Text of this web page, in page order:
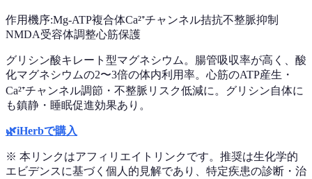
作用機序:Mg-ATP複合体Ca²⁺チャンネル拮抗不整脈抑制
NMDA受容体調整心筋保護
グリシン酸キレート型マグネシウム。腸管吸収率が高く、酸
化マグネシウムの2〜3倍の体内利用率。心筋のATP産生・
Ca²⁺チャンネル調節・不整脈リスク低減に。グリシン自体に
も鎮静・睡眠促進効果あり。
🌿iHerbで購入
※ 本リンクはアフィリエイトリンクです。推奨は生化学的
エビデンスに基づく個人的見解であり、特定疾患の診断・治